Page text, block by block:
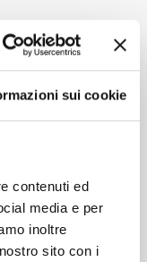
sui cookie
contenuti ed
media e per
inoltre
sito con i